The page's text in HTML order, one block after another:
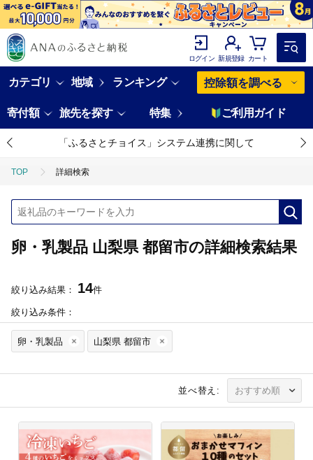
ログイン 新規登録 カート
カテゴリ 地域 ランキング 控除額を調べる
寄付額 旅先を探す 特集 ご利用ガイド
「ふるさとチョイス」システム連携に関して
TOP 詳細検索
卵・乳製品 山梨県 都留市の詳細検索結果
絞り込み結果： 14件
絞り込み条件：
卵・乳製品 山梨県 都留市
並べ替え: